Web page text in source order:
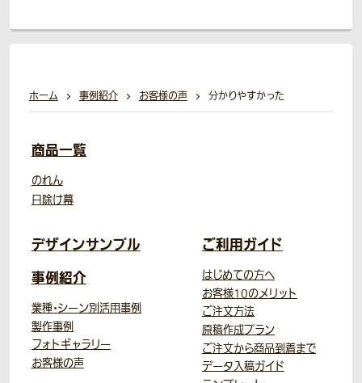
ホーム 事例紹介 お客様の声 分かりやすかった
商品一覧
のれん
日除け幕
デザインサンプル
事例紹介
業種・シーン別活用事例
製作事例
フォトギャラリー
お客様の声
ご利用ガイド
はじめての方へ
お客様10のメリット
ご注文方法
原稿作成プラン
ご注文から商品到着まで
データ入稿ガイド